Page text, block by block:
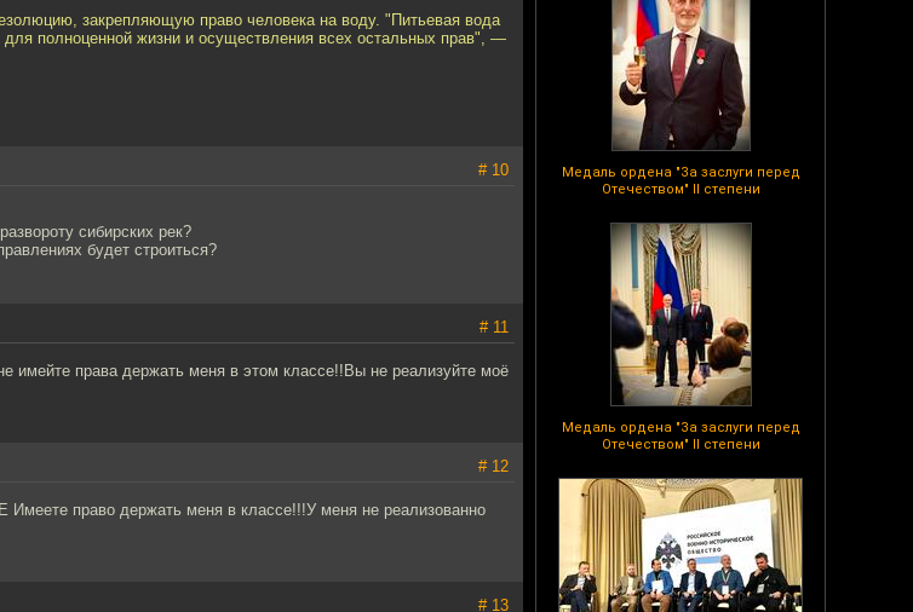
Медаль ордена "За заслуги перед
Отечеством" II степени
Медаль ордена "За заслуги перед
Отечеством" II степени
закрепляющую право человека на воду. "Питьевая вода
полноценной жизни и осуществления всех остальных прав", —
# 10
сибирских рек?
будет строиться?
# 11
имейте права держать меня в этом классе!!Вы не реализуйте моё
# 12
право держать меня в классе!!!У меня не реализованно
# 13